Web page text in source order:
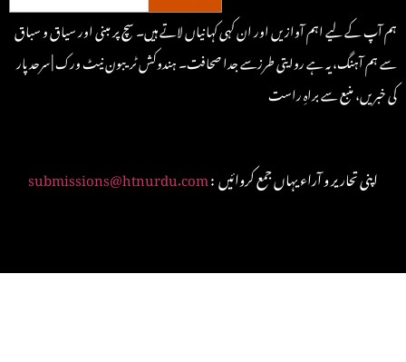
ہم آپ کے لیے اہم آوازیں اور ان کہی کہانیاں لاتے ہیں۔ سچ پر مبنی اور سیاق و سباق
سے ہم آہنگ، یہ ہے روایتی طرزسے جدا صحافت۔ ہندوکش ٹریبون نیٹ ورک | سرحد پار
کی خبریں، منبع سے براہِ راست
submissions@htnurdu.com : اپنی تحاریر و آراء یہاں جمع کروائیں